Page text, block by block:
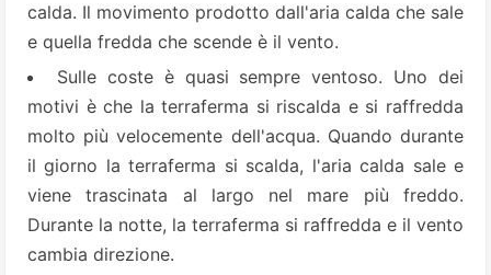
calda. Il movimento prodotto dall'aria calda che sale
e quella fredda che scende è il vento.
Sulle coste è quasi sempre ventoso. Uno dei
motivi è che la terraferma si riscalda e si raffredda
molto più velocemente dell'acqua. Quando durante
il giorno la terraferma si scalda, l'aria calda sale e
viene trascinata al largo nel mare più freddo.
Durante la notte, la terraferma si raffredda e il vento
cambia direzione.